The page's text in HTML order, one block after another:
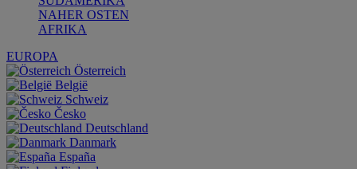
NAHER OSTEN
AFRIKA
EUROPA
Österreich
België
Schweiz
Česko
Deutschland
Danmark
España